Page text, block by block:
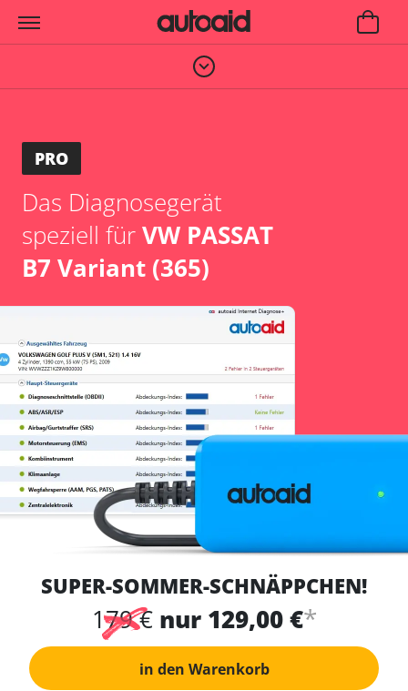
PRO
Das Diagnosegerät
speziell fürVW PASSAT
B7 Variant (365)
SUPER-SOMMER-SCHNÄPPCHEN!
179 € nur 129,00 €*
in den Warenkorb